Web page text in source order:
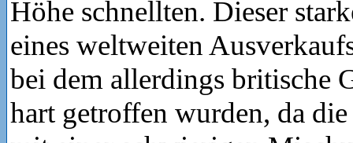
Höhe schnellten. Dieser
eines weltweiten
bei dem allerdings britische
hart getroffen wurden, da